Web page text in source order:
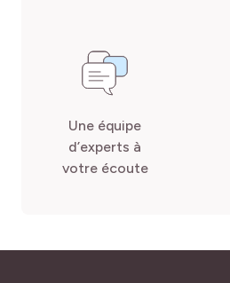
Une équipe
d’experts à
votre écoute